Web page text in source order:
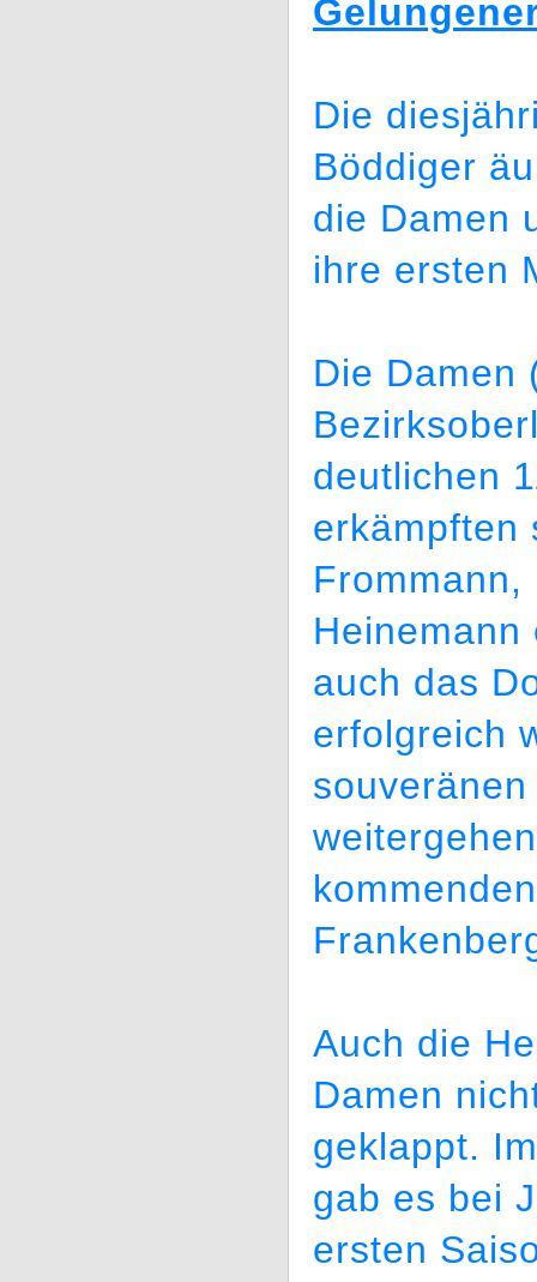
Die
Böddiger
die Damen
ihre ersten
Die Damen
deutlichen
erkämpften
Frommann,
auch das
erfolgreich
Auch die
Damen
geklappt.
gab es bei
ersten